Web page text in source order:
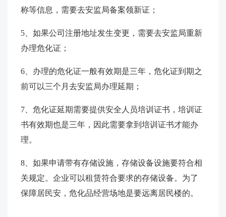
称等信息，需要去安监局备案领新证；
5、如果公司注册地址发生变更，需要去安监局重新
办理危化证；
6、办理的危化证一般有效期是三年，危化证到期之
前可以三个月去安监局办理延期；
7、危化证延期需要提供安全人员培训证书，培训证
书有效期也是三年，因此需要拿到培训证书才能办
理。
8、如果申请带有存储设施，存储设备设施要符合相
关规定。企业可以租赁符合要求的存储设备。为了
保障居民安，危化品经营场地是要远离居民楼的。